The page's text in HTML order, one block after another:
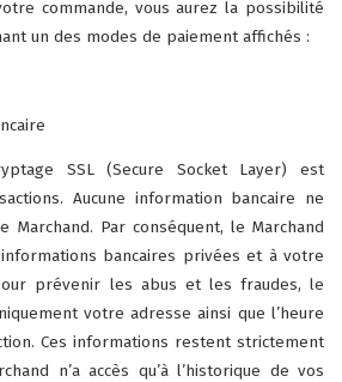
commande, vous aurez la possibilité
un des modes de paiement affichés :
SSL (Secure Socket Layer) est
Aucune information bancaire ne
Par conséquent, le Marchand
informations bancaires privées et à votre
prévenir les abus et les fraudes, le
votre adresse ainsi que l’heure
Ces informations restent strictement
n’a accès qu’à l’historique de vos